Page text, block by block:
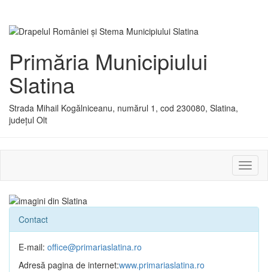
Primăria Municipiului
Slatina
Strada Mihail Kogălniceanu, numărul 1, cod 230080, Slatina,
județul Olt
sau
Contact
E-mail: office@primariaslatina.ro
Adresă pagina de internet:www.primariaslatina.ro